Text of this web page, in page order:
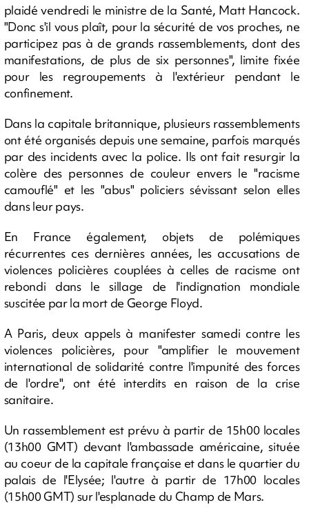
plaidé vendredi le ministre de la Santé, Matt Hancock.
"Donc s'il vous plaît, pour la sécurité de vos proches, ne
participez pas à de grands rassemblements, dont des
manifestations, de plus de six personnes", limite fixée
pour les regroupements à l'extérieur pendant le
confinement.
Dans la capitale britannique, plusieurs rassemblements
ont été organisés depuis une semaine, parfois marqués
par des incidents avec la police. Ils ont fait resurgir la
colère des personnes de couleur envers le "racisme
camouflé" et les "abus" policiers sévissant selon elles
dans leur pays.
En France également, objets de polémiques
récurrentes ces dernières années, les accusations de
violences policières couplées à celles de racisme ont
rebondi dans le sillage de l'indignation mondiale
suscitée par la mort de George Floyd.
A Paris, deux appels à manifester samedi contre les
violences policières, pour "amplifier le mouvement
international de solidarité contre l'impunité des forces
de l'ordre", ont été interdits en raison de la crise
sanitaire.
Un rassemblement est prévu à partir de 15h00 locales
(13h00 GMT) devant l'ambassade américaine, située
au coeur de la capitale française et dans le quartier du
palais de l'Elysée; l'autre à partir de 17h00 locales
(15h00 GMT) sur l'esplanade du Champ de Mars.